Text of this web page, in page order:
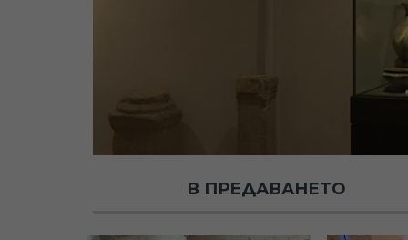
В ПРЕДАВАНЕТО